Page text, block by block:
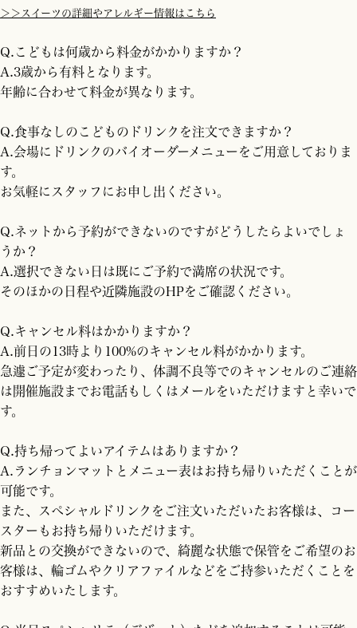
＞＞スイーツの詳細やアレルギー情報はこちら
Q.こどもは何歳から料金がかかりますか？
A.3歳から有料となります。
年齢に合わせて料金が異なります。
Q.食事なしのこどものドリンクを注文できますか？
A.会場にドリンクのバイオーダーメニューをご用意しておりま
す。
お気軽にスタッフにお申し出ください。
Q.ネットから予約ができないのですがどうしたらよいでしょ
うか？
A.選択できない日は既にご予約で満席の状況です。
そのほかの日程や近隣施設のHPをご確認ください。
Q.キャンセル料はかかりますか？
A.前日の13時より100%のキャンセル料がかかります。
急遽ご予定が変わったり、体調不良等でのキャンセルのご連絡
は開催施設までお電話もしくはメールをいただけますと幸いで
す。
Q.持ち帰ってよいアイテムはありますか？
A.ランチョンマットとメニュー表はお持ち帰りいただくことが
可能です。
また、スぺシャルドリンクをご注文いただいたお客様は、コー
スターもお持ち帰りいただけます。
新品との交換ができないので、綺麗な状態で保管をご希望のお
客様は、輪ゴムやクリアファイルなどをご持参いただくことを
おすすめいたします。